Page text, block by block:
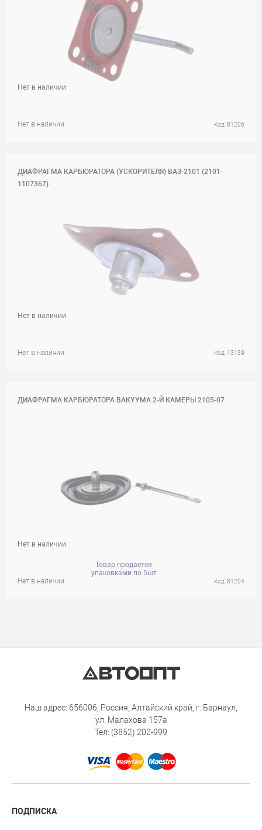
Нет в наличии Код: 81206
Нет в наличии
ДИАФРАГМА КАРБЮРАТОРА (УСКОРИТЕЛЯ) ВАЗ-2101 (2101-
1107367)
Нет в наличии Код: 13139
Нет в наличии
ДИАФРАГМА КАРБЮРАТОРА ВАКУУМА 2-Й КАМЕРЫ 2105-07
Товар продаётся
упаковками по 5шт
Нет в наличии
Код: 81204
Нет в наличии
Наш адрес: 656006, Россия, Алтайский край, г. Барнаул,
ул. Малахова 157а
Тел: (3852) 202-999
ПОДПИСКА